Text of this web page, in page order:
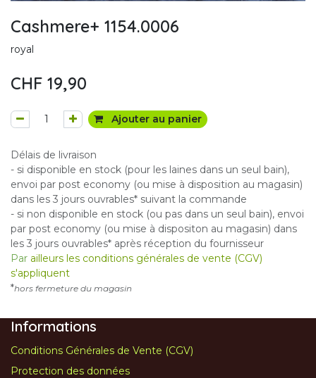
Cashmere+ 1154.0006
royal
CHF 19,90
Ajouter au panier
Délais de livraison
- si disponible en stock (pour les laines dans un seul bain),
envoi par post economy (ou mise à disposition au magasin)
dans les 3 jours ouvrables* suivant la commande
- si non disponible en stock (ou pas dans un seul bain), envoi
par post economy (ou mise à dispositon au magasin) dans
les 3 jours ouvrables* après réception du fournisseur
Par ailleurs les conditions générales de vente (CGV)
s'appliquent
*hors fermeture du magasin
Informations
Conditions Générales de Vente (CGV)
Protection des données